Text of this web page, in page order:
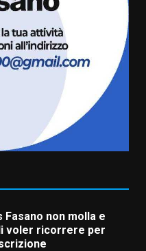
06:05
“Profonda
esclusione dal
calcio”
06:00
per la “Sagra
a Savelletri
07:32
Fasano non molla e
voler ricorrere per